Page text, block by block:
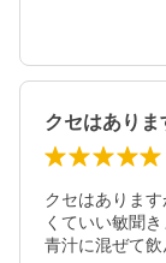
クセはありま
クセはありま
くていい敏聞
青汁に混ぜて飲